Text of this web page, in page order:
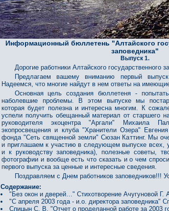
Информационный бюллетень "Алтайского
заповедника"
Выпуск 1.
Дорогие работники Алтайского государственного
Предлагаем вашему вниманию первый
Надеемся, что многие найдут в нем ответы на
Основная цель создания бюллетеня -
наболевшие проблемы. В этом выпуске мы
которая будет полезна и интересна многим. К
успели получить обещанный материал от старшего
руководителя экоцентра "Аргали" Михаила
экопросвещения и клуба "Хранители Озера"
фонда "Сеть священной земли" Сюзан Каттинг. Мы
и приглашаем к участию в следующем выпуске всех,
и к руководству заповедника), полезные советы,
фотографии и вообще есть что сказать и о чем
первого выпуска за ценные и интересные сведения.
Поздравляем с Днем работников заповедников!!!
Содержание:
"Без окон и дверей…" Стихотворение Ачугуновой Г.
"С апреля 2003 года - и.о. директора заповедника"
Спицын С. В. "Отчет о проделанной работе за 2003